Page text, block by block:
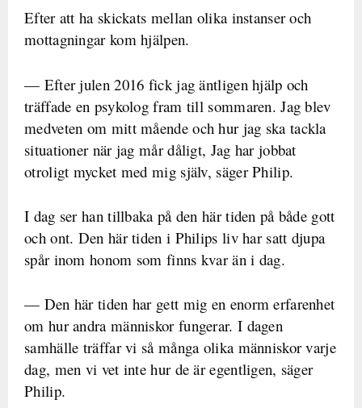
Efter att ha skickats mellan olika instanser och
mottagningar kom hjälpen.
— Efter julen 2016 fick jag äntligen hjälp och
träffade en psykolog fram till sommaren. Jag blev
medveten om mitt mående och hur jag ska tackla
situationer när jag mår dåligt, Jag har jobbat
otroligt mycket med mig själv, säger Philip.
I dag ser han tillbaka på den här tiden på både gott
och ont. Den här tiden i Philips liv har satt djupa
spår inom honom som finns kvar än i dag.
— Den här tiden har gett mig en enorm erfarenhet
om hur andra människor fungerar. I dagen
samhälle träffar vi så många olika människor varje
dag, men vi vet inte hur de är egentligen, säger
Philip.